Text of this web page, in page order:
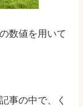
数値を用いて
事の中で、く